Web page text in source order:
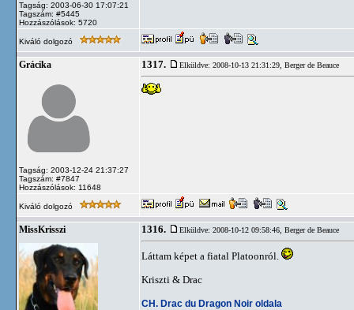
Tagság: 2003-06-30 17:07:21
Tagszám: #5445
Hozzászólások: 5720
Kiváló dolgozó
Grácika
Tagság: 2003-12-24 21:37:27
Tagszám: #7847
Hozzászólások: 11648
1317. Elküldve: 2008-10-13 21:31:29, Berger de Beauce
Kiváló dolgozó
MissKrisszi 1316. Elküldve: 2008-10-12 09:58:46, Berger de Beauce
Láttam képet a fiatal Platoonról.
Kriszti & Drac
CH. Drac du Dragon Noir oldala